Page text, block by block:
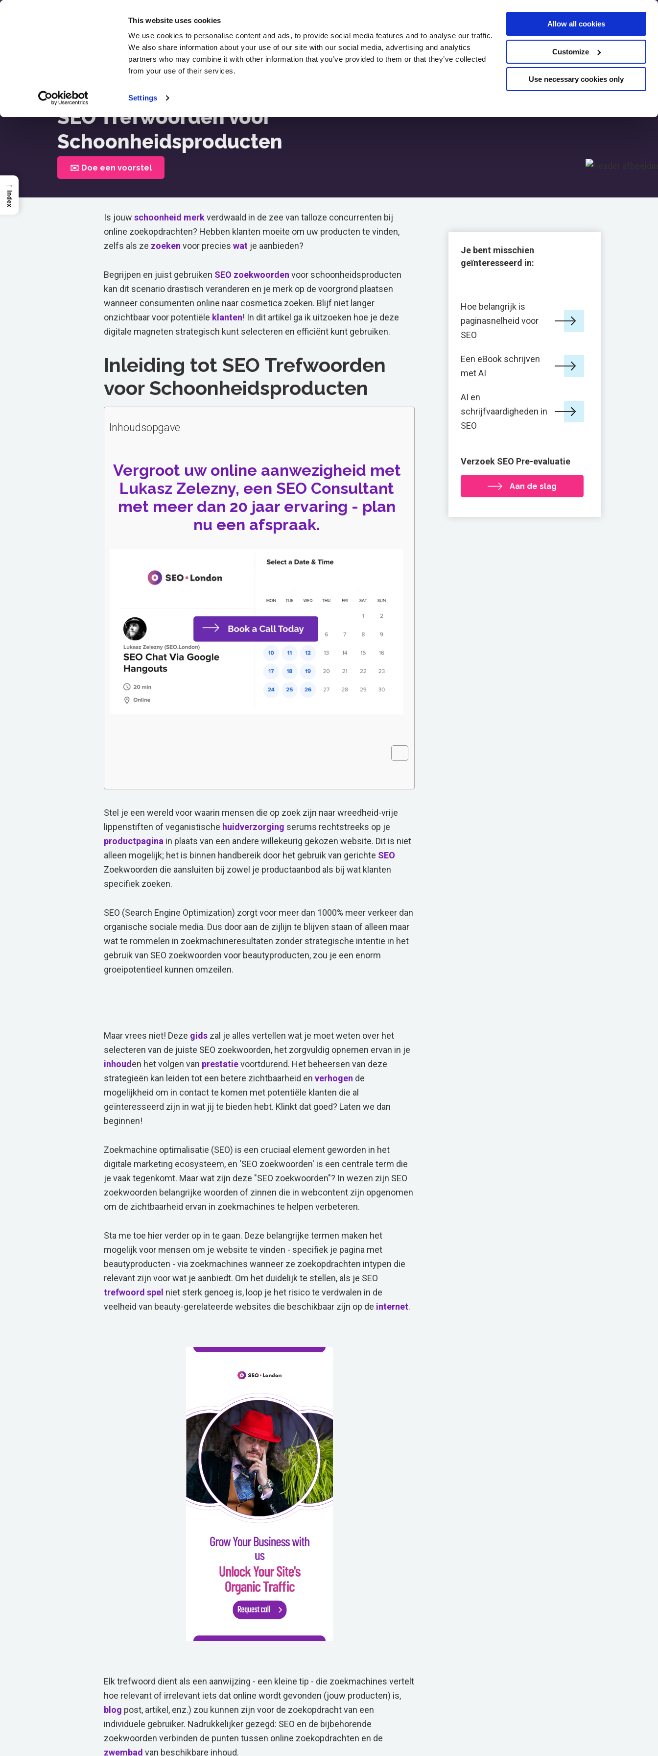
This website uses cookies
We use cookies to personalise content and ads, to provide social media features and to analyse our traffic.
We also share information about your use of our site with our social media, advertising and analytics
partners who may combine it with other information that you’ve provided to them or that they’ve collected
from your use of their services.
Settings
Allow all cookies
Customize
Use necessary cookies only
Overslaan
SEO Downloads SEO Blog
Middelen
Recensies
SEO Pre-
Assessment
Home > SEO Trefwoorden Voor Schoonheidsproducten
SEO Trefwoorden voor
Schoonheidsproducten
✉️ Doe een voorstel
Is jouw schoonheid merkverdwaald in de zee van talloze concurrenten bij
online zoekopdrachten? Hebben klanten moeite om uw producten te vinden,
zelfs als ze zoeken voor precies wat je aanbieden?
Begrijpen en juist gebruiken SEO zoekwoorden voor schoonheidsproducten
kan dit scenario drastisch veranderen en je merk op de voorgrond plaatsen
wanneer consumenten online naar cosmetica zoeken. Blijf niet langer
onzichtbaar voor potentiële klanten! In dit artikel ga ik uitzoeken hoe je deze
digitale magneten strategisch kunt selecteren en efficiënt kunt gebruiken.
Inleiding tot SEO Trefwoorden
voor Schoonheidsproducten
Inhoudsopgave
Vergroot uw online aanwezigheid met
Lukasz Zelezny, een SEO Consultant
met meer dan 20 jaar ervaring - plan
nu een afspraak.
Stel je een wereld voor waarin mensen die op zoek zijn naar wreedheid-vrije
lippenstiften of veganistische huidverzorging serums rechtstreeks op je
productpagina in plaats van een andere willekeurig gekozen website. Dit is niet
alleen mogelijk; het is binnen handbereik door het gebruik van gerichte SEO
Zoekwoorden die aansluiten bij zowel je productaanbod als bij wat klanten
specifiek zoeken.
SEO (Search Engine Optimization) zorgt voor meer dan 1000% meer verkeer dan
organische sociale media. Dus door aan de zijlijn te blijven staan of alleen maar
wat te rommelen in zoekmachineresultaten zonder strategische intentie in het
gebruik van SEO zoekwoorden voor beautyproducten, zou je een enorm
groeipotentieel kunnen omzeilen.
Maar vrees niet! Deze gids zal je alles vertellen wat je moet weten over het
selecteren van de juiste SEO zoekwoorden, het zorgvuldig opnemen ervan in je
inhoud en het volgen van prestatievoortdurend. Het beheersen van deze
strategieën kan leiden tot een betere zichtbaarheid en verhogen de
mogelijkheid om in contact te komen met potentiële klanten die al
geïnteresseerd zijn in wat jij te bieden hebt. Klinkt dat goed? Laten we dan
beginnen!
Zoekmachine optimalisatie (SEO) is een cruciaal element geworden in het
digitale marketing ecosysteem, en 'SEO zoekwoorden' is een centrale term die
je vaak tegenkomt. Maar wat zijn deze "SEO zoekwoorden"? In wezen zijn SEO
zoekwoorden belangrijke woorden of zinnen die in webcontent zijn opgenomen
om de zichtbaarheid ervan in zoekmachines te helpen verbeteren.
Sta me toe hier verder op in te gaan. Deze belangrijke termen maken het
mogelijk voor mensen om je website te vinden - specifiek je pagina met
beautyproducten - via zoekmachines wanneer ze zoekopdrachten intypen die
relevant zijn voor wat je aanbiedt. Om het duidelijk te stellen, als je SEO
trefwoord spel niet sterk genoeg is, loop je het risico te verdwalen in de
veelheid van beauty-gerelateerde websites die beschikbaar zijn op de internet.
Elk trefwoord dient als een aanwijzing - een kleine tip - die zoekmachines vertelt
hoe relevant of irrelevant iets dat online wordt gevonden (jouw producten) is,
blog post, artikel, enz.) zou kunnen zijn voor de zoekopdracht van een
individuele gebruiker. Nadrukkelijker gezegd: SEO en de bijbehorende
zoekwoorden verbinden de punten tussen online zoekopdrachten en de
zwembad van beschikbare inhoud.
Je bent misschien
geïnteresseerd in:
Hoe belangrijk is
paginasnelheid voor
SEO
Een eBook schrijven
met AI
AI en
schrijfvaardigheden in
SEO
Verzoek SEO Pre-evaluatie
Aan de slag
→
Index